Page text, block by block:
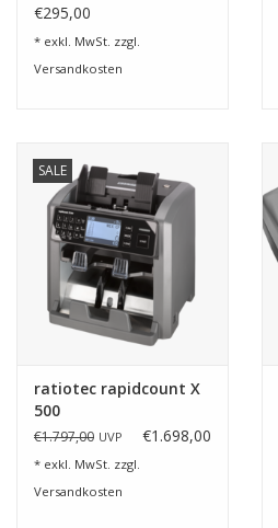
€295,00
* exkl. MwSt. zzgl.
Versandkosten
SALE
ratiotec rapidcount X
500
€1.797,00 UVP €1.698,00
* exkl. MwSt. zzgl.
Versandkosten